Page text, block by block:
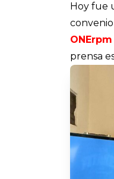
Hoy fue
ONErpm
prensa